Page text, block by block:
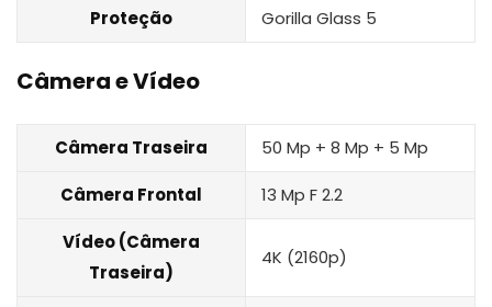
Proteção Gorilla Glass 5
Câmera e Vídeo
Câmera Traseira 50 Mp + 8 Mp + 5 Mp
Câmera Frontal 13 Mp F 2.2
Vídeo (Câmera
Traseira)
4K (2160p)